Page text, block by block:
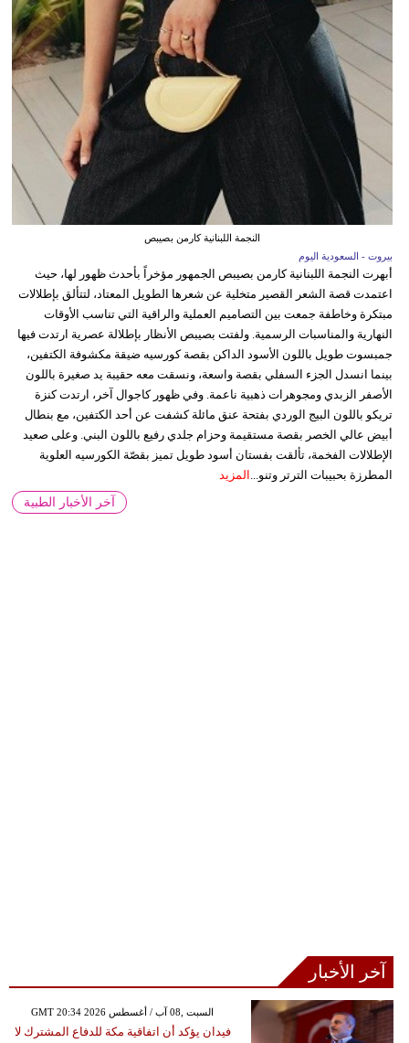
النجمة اللبنانية كارمن بصيبص
بيروت - السعودية اليوم
أبهرت النجمة اللبنانية كارمن بصيبص الجمهور مؤخراً بأحدث ظهور لها، حيث
اعتمدت قصة الشعر القصير متخلية عن شعرها الطويل المعتاد، لتتألق بإطلالات
مبتكرة وخاطفة جمعت بين التصاميم العملية والراقية التي تناسب الأوقات
النهارية والمناسبات الرسمية. ولفتت بصيبص الأنظار بإطلالة عصرية ارتدت فيها
جمبسوت طويل باللون الأسود الداكن بقصة كورسيه ضيقة مكشوفة الكتفين،
بينما انسدل الجزء السفلي بقصة واسعة، ونسقت معه حقيبة يد صغيرة باللون
الأصفر الزبدي ومجوهرات ذهبية ناعمة. وفي ظهور كاجوال آخر، ارتدت كنزة
تريكو باللون البيج الوردي بفتحة عنق مائلة كشفت عن أحد الكتفين، مع بنطال
أبيض عالي الخصر بقصة مستقيمة وحزام جلدي رفيع باللون البني. وعلى صعيد
الإطلالات الفخمة، تألقت بفستان أسود طويل تميز بقصّة الكورسيه العلوية
المطرزة بحبيبات الترتر وتنو... المزيد
آخر الأخبار الطبية
آخر الأخبار
GMT 20:34 2026 السبت ,08 آب / أغسطس
فيدان يؤكد أن اتفاقية مكة للدفاع المشترك لا